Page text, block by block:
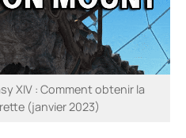
XIV : Comment obtenir la
(janvier 2023)